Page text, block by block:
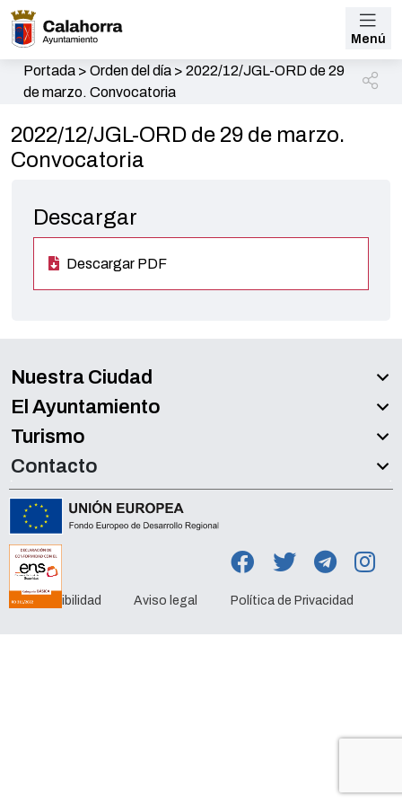
Menú
Portada> Orden del día> 2022/12/JGL-ORD de 29
de marzo. Convocatoria
2022/12/JGL-ORD de 29 de marzo.
Convocatoria
Descargar
Descargar PDF
Nuestra Ciudad
El Ayuntamiento
Turismo
Contacto
Accesibilidad Aviso legal Política de Privacidad